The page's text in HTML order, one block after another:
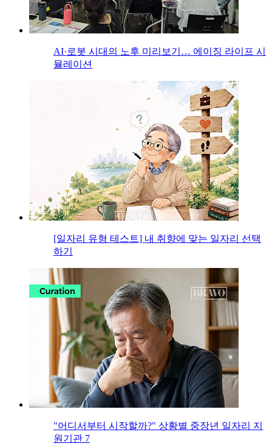
AI·로봇 시대의 노후 미리보기… 에이징 라이프 시
뮬레이션
[일자리 유형 테스트] 내 취향에 맞는 일자리 선택
하기
"어디서부터 시작할까?" 상황별 중장년 일자리 지
원기관 7